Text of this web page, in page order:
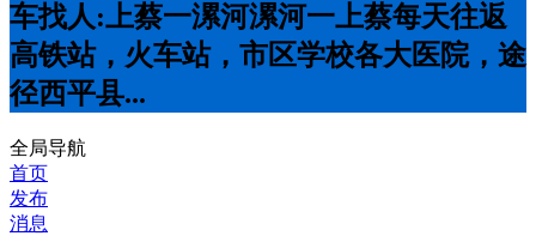
车找人:上蔡一漯河漯河一上蔡每天往返
高铁站，火车站，市区学校各大医院，途
径西平县...
全局导航
首页
发布
消息